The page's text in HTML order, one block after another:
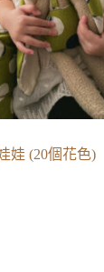
娃 (20個花色)